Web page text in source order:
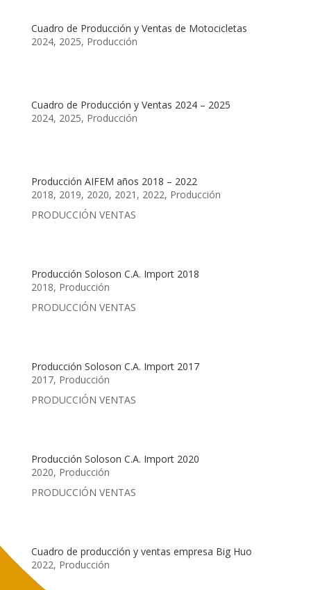
Cuadro de Producción y Ventas de Motocicletas
2024, 2025, Producción
Cuadro de Producción y Ventas 2024 – 2025
2024, 2025, Producción
Producción AIFEM años 2018 – 2022
2018, 2019, 2020, 2021 , 2022, Producción
PRODUCCIÓN VENTAS
Producción Soloson C.A. Import 2018
2018, Producción
PRODUCCIÓN VENTAS
Producción Soloson C.A. Import 2017
2017, Producción
PRODUCCIÓN VENTAS
Producción Soloson C.A. Import 2020
2020, Producción
PRODUCCIÓN VENTAS
Cuadro de producción y ventas empresa Big Huo
2022, Producción